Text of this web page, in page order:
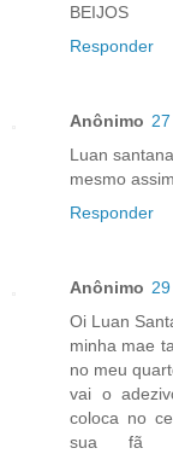
BEIJOS
Responder
Anônimo
Luan
mesmo
Responder
Anônimo
Oi Luan
minha mae
no meu
vai o
coloca no
sua fã